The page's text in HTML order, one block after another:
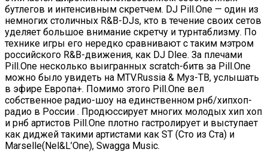
бутлегов и интенсивным скретчем. DJ Pill.One — один из
немногих столичных R&B-DJs, кто в течение своих сетов
уделяет большое внимание скретчу и турнтаблизму. По
технике игры его нередко сравнивают с таким мэтром
российского R&B-движения, как DJ Dlee. За плечами
Pill.One несколько выигранных scratch-битв за Pill.One
можно было увидеть на MTV.Russia & Муз-ТВ, услышать
в эфире Европа+. Помимо этого Pill.One вел
собственное радио-шоу на единственном рнб/хипхоп-
радио в России . Продюссирует многих молодых хип хоп
и рнб артистов Pill.One плотно гастролирует и выступает
как диджей такими артистами как ST (Сто из Ста) и
Marselle(Nel&L’One), Swagga Music.